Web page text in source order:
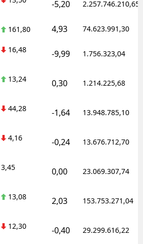
-5,20 2.257.746.210,65
161,80 4,93 74.623.991,30
16,48 -9,99 1.756.323,04
13,24 0,30 1.214.225,68
44,28 -1,64 13.948.785,10
4,16 -0,24 13.676.712,70
3,45 0,00 23.069.307,74
13,08 2,03 153.753.271,04
12,30 -0,40 29.299.616,22